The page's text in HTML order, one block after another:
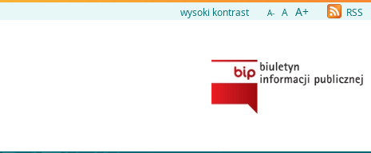
wysoki kontrast A- A A+ RSS